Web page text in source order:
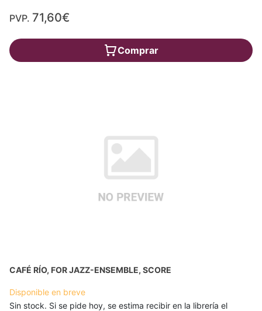
PVP. 71,60€
Comprar
CAFÉ RÍO, FOR JAZZ-ENSEMBLE, SCORE
Disponible en breve
Sin stock. Si se pide hoy, se estima recibir en la librería el